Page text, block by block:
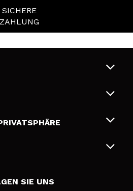
SICHERE
ZAHLUNG
SIE UNS